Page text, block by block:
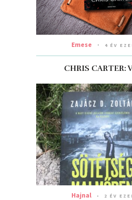
Emese 4 ÉV
CHRIS CARTER:
Hajnal 2 ÉV